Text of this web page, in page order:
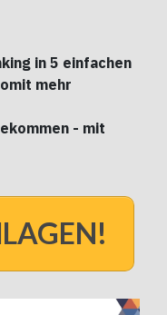
in 5 einfachen
mehr
- mit